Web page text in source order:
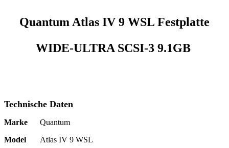
Quantum Atlas IV 9 WSL Festplatte
WIDE-ULTRA SCSI-3 9.1GB
Technische Daten
Marke Quantum
Model Atlas IV 9 WSL